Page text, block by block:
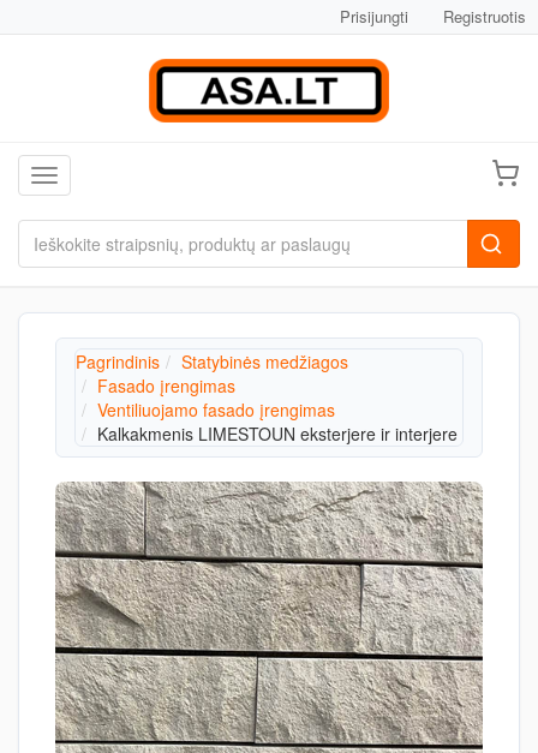
Prisijungti Registruotis
Toggle navigation
Pagrindinis
Statybinės medžiagos
Fasado įrengimas
Ventiliuojamo fasado įrengimas
Kalkakmenis LIMESTOUN eksterjere ir interjere